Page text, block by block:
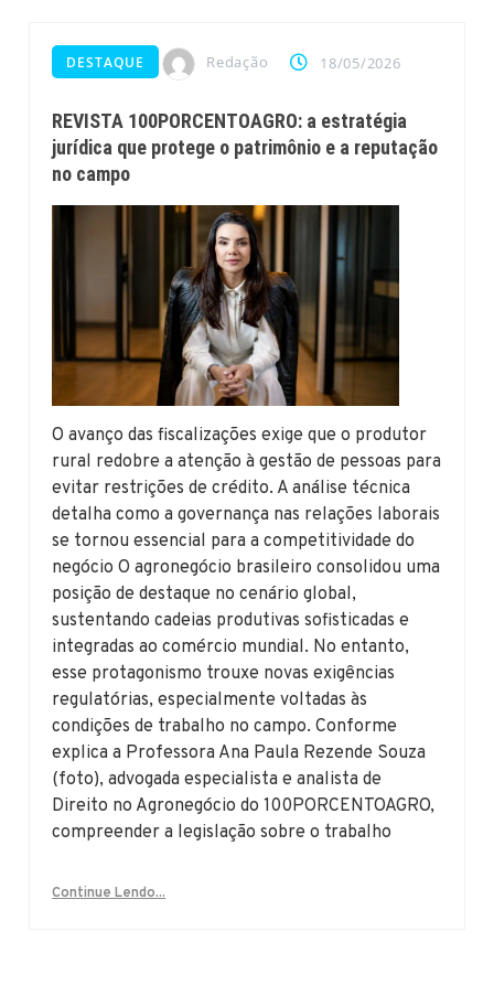
DESTAQUE Redação 18/05/2026
REVISTA 100PORCENTOAGRO: a estratégia
jurídica que protege o patrimônio e a reputação
no campo
O avanço das fiscalizações exige que o produtor
rural redobre a atenção à gestão de pessoas para
evitar restrições de crédito. A análise técnica
detalha como a governança nas relações laborais
se tornou essencial para a competitividade do
negócio O agronegócio brasileiro consolidou uma
posição de destaque no cenário global,
sustentando cadeias produtivas sofisticadas e
integradas ao comércio mundial. No entanto,
esse protagonismo trouxe novas exigências
regulatórias, especialmente voltadas às
condições de trabalho no campo. Conforme
explica a Professora Ana Paula Rezende Souza
(foto), advogada especialista e analista de
Direito no Agronegócio do 100PORCENTOAGRO,
compreender a legislação sobre o trabalho
Continue Lendo...